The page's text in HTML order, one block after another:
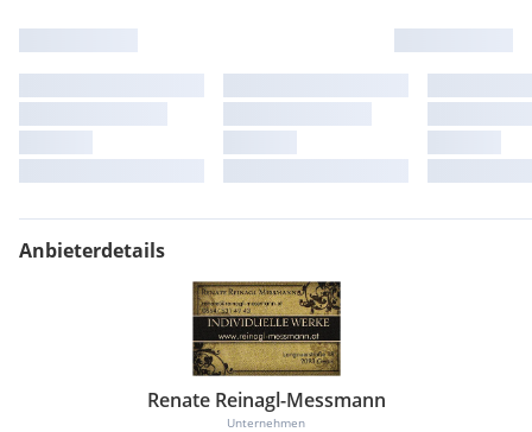
Anbieterdetails
Renate Reinagl-Messmann
Unternehmen